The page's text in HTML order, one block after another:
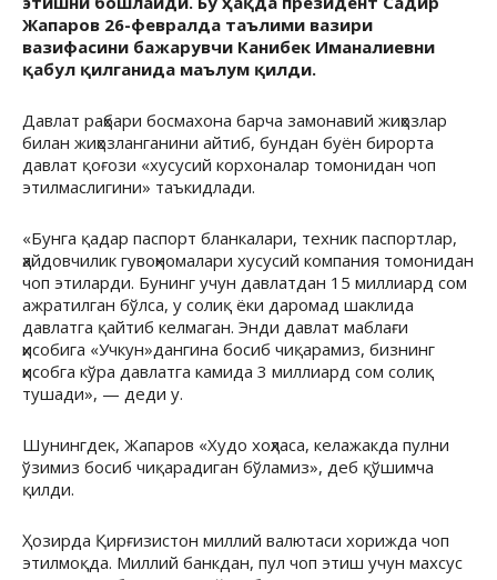
Жапаров 26-февралда таълими вазири
вазифасини бажарувчи Канибек Иманалиевни
қабул қилганида маълум қилди.
Давлат раҳбари босмахона барча замонавий жиҳозлар
билан жиҳозланганини айтиб, бундан буён бирорта
давлат қоғози «хусусий корхоналар томонидан чоп
этилмаслигини» таъкидлади.
«Бунга қадар паспорт бланкалари, техник паспортлар,
ҳайдовчилик гувоҳномалари хусусий компания томонидан
чоп этиларди. Бунинг учун давлатдан 15 миллиард сом
ажратилган бўлса, у солиқ ёки даромад шаклида
давлатга қайтиб келмаган. Энди давлат маблағи
ҳисобига «Учкун»дангина босиб чиқарамиз, бизнинг
ҳисобга кўра давлатга камида 3 миллиард сом солиқ
тушади», — деди у.
Шунингдек, Жапаров «Худо хоҳласа, келажакда пулни
ўзимиз босиб чиқарадиган бўламиз», деб қўшимча
қилди.
Ҳозирда Қирғизистон миллий валютаси хорижда чоп
этилмоқда. Миллий банкдан, пул чоп этиш учун махсус